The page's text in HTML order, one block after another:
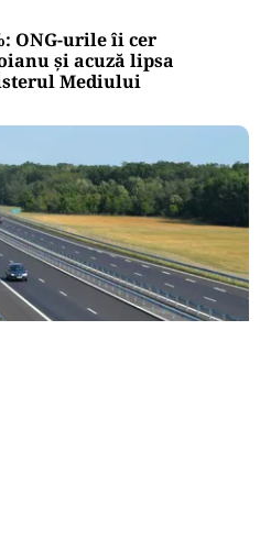
ONG-urile îi cer
și acuză lipsa
Mediului